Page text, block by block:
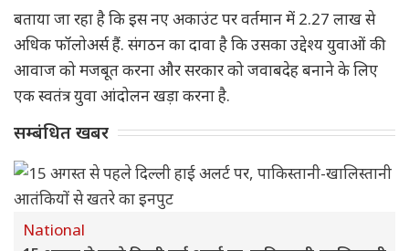
बताया जा रहा है कि इस नए अकाउंट पर वर्तमान में 2.27 लाख से
अधिक फॉलोअर्स हैं. संगठन का दावा है कि उसका उद्देश्य युवाओं की
आवाज को मजबूत करना और सरकार को जवाबदेह बनाने के लिए
एक स्वतंत्र युवा आंदोलन खड़ा करना है.
सम्बंधित खबर
National